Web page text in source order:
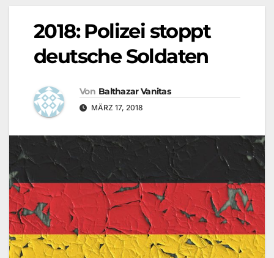
2018: Polizei stoppt
deutsche Soldaten
Von Balthazar Vanitas
MÄRZ 17, 2018